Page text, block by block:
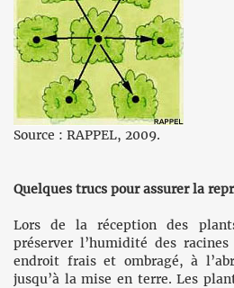
Source : RAPPEL, 2009.
Quelques trucs pour assurer la
Lors de la réception des
préserver l’humidité des
endroit frais et ombragé, à
jusqu’à la mise en terre. Les